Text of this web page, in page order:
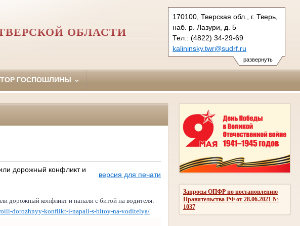
развернуть
170100, Тверская обл., г. Тверь,
наб. р. Лазури, д. 5
Тел.: (4822) 34-29-69
kalininsky.twr@sudrf.ru
ОБЛАСТИ
ГОСПОШЛИНЫ
Запросы ОПФР по постановлению
Правительства РФ от 28.06.2021 №
1037
дорожный конфликт и
версия для печати
дорожный конфликт и напали с битой на водителя:
dorozhnyy-konflikt-i-napali-s-bitoy-na-voditelya/